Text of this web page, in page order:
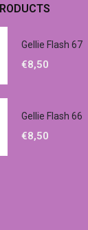
Gellie Flash 67
€8,50
Gellie Flash 66
€8,50